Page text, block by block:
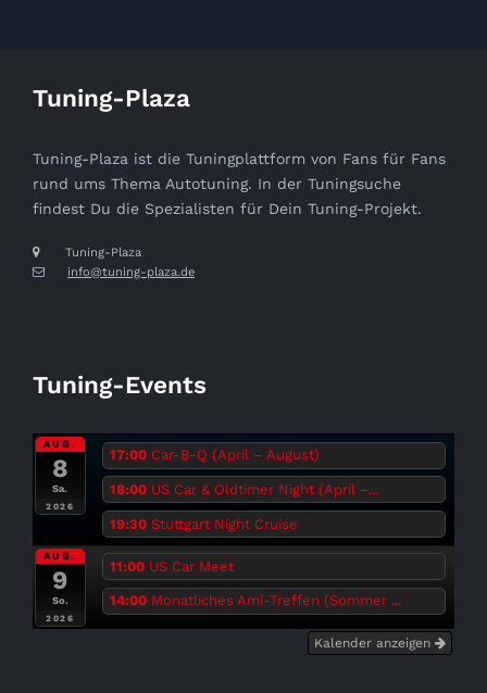
Tuning-Plaza
Tuning-Plaza ist die Tuningplattform von Fans für Fans
rund ums Thema Autotuning. In der Tuningsuche
findest Du die Spezialisten für Dein Tuning-Projekt.
Tuning-Plaza
info@tuning-plaza.de
Tuning-Events
AUG.
8
Sa.
2026
17:00 Car-B-Q (April – August)
18:00 US Car & Oldtimer Night (April –...
19:30 Stuttgart Night Cruise
AUG.
9
So.
2026
11:00 US Car Meet
14:00 Monatliches Ami-Treffen (Sommer ...
Kalender anzeigen